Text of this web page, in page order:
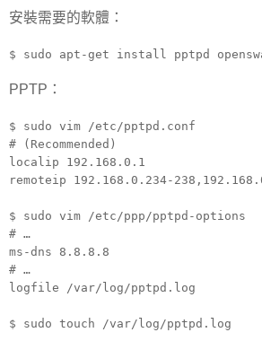
安裝需要的軟體：
$ sudo apt-get install pptpd
PPTP：
$ sudo vim /etc/pptpd.conf
# (Recommended)
localip 192.168.0.1
remoteip 192.168.0.234-
$ sudo vim /etc/ppp/pptpd-options
# …
ms-dns 8.8.8.8
# …
logfile /var/log/pptpd.log
$ sudo touch /var/log/pptpd.log